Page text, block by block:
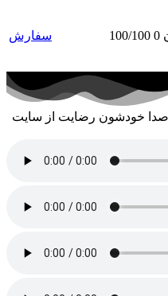
100/100 سفارش
خودشون رضایت از سایت